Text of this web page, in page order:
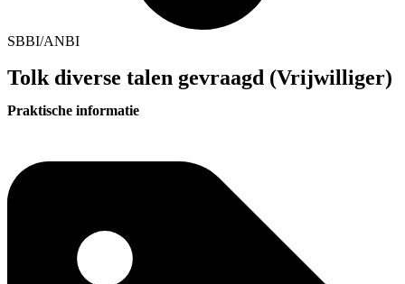
SBBI/ANBI
Tolk diverse talen gevraagd (Vrijwilliger)
Praktische informatie